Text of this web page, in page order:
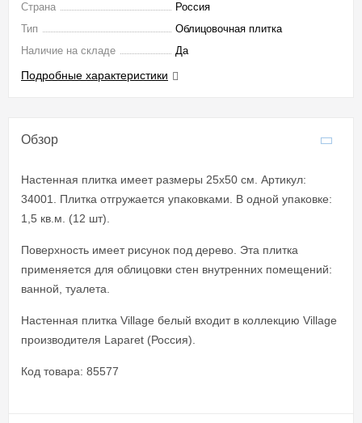
Страна
Россия
Тип
Облицовочная плитка
Наличие на складе
Да
Подробные характеристики
Обзор
Настенная плитка имеет размеры 25x50 см. Артикул:
34001. Плитка отгружается упаковками. В одной упаковке:
1,5 кв.м. (12 шт).
Поверхность имеет рисунок под дерево. Эта плитка
применяется для облицовки стен внутренних помещений:
ванной, туалета.
Настенная плитка Village белый входит в коллекцию Village
производителя Laparet (Россия).
Код товара: 85577